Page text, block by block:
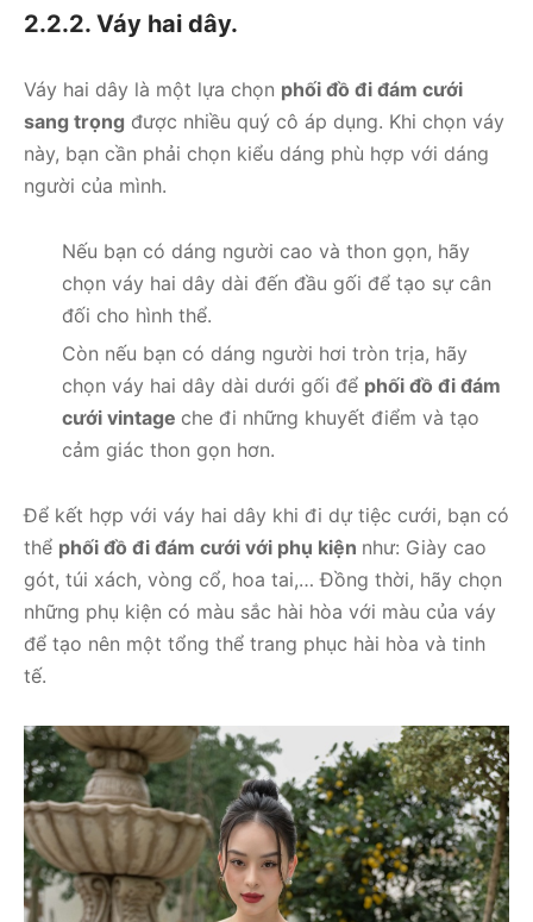
2.2.2. Váy hai dây.
Váy hai dây là một lựa chọn phối đồ đi đám cưới
sang trọng được nhiều quý cô áp dụng. Khi chọn váy
này, bạn cần phải chọn kiểu dáng phù hợp với dáng
người của mình.
Nếu bạn có dáng người cao và thon gọn, hãy
chọn váy hai dây dài đến đầu gối để tạo sự cân
đối cho hình thể.
Còn nếu bạn có dáng người hơi tròn trịa, hãy
chọn váy hai dây dài dưới gối để phối đồ đi đám
cưới vintage che đi những khuyết điểm và tạo
cảm giác thon gọn hơn.
Để kết hợp với váy hai dây khi đi dự tiệc cưới, bạn có
thể phối đồ đi đám cưới với phụ kiện như: Giày cao
gót, túi xách, vòng cổ, hoa tai,… Đồng thời, hãy chọn
những phụ kiện có màu sắc hài hòa với màu của váy
để tạo nên một tổng thể trang phục hài hòa và tinh
tế.